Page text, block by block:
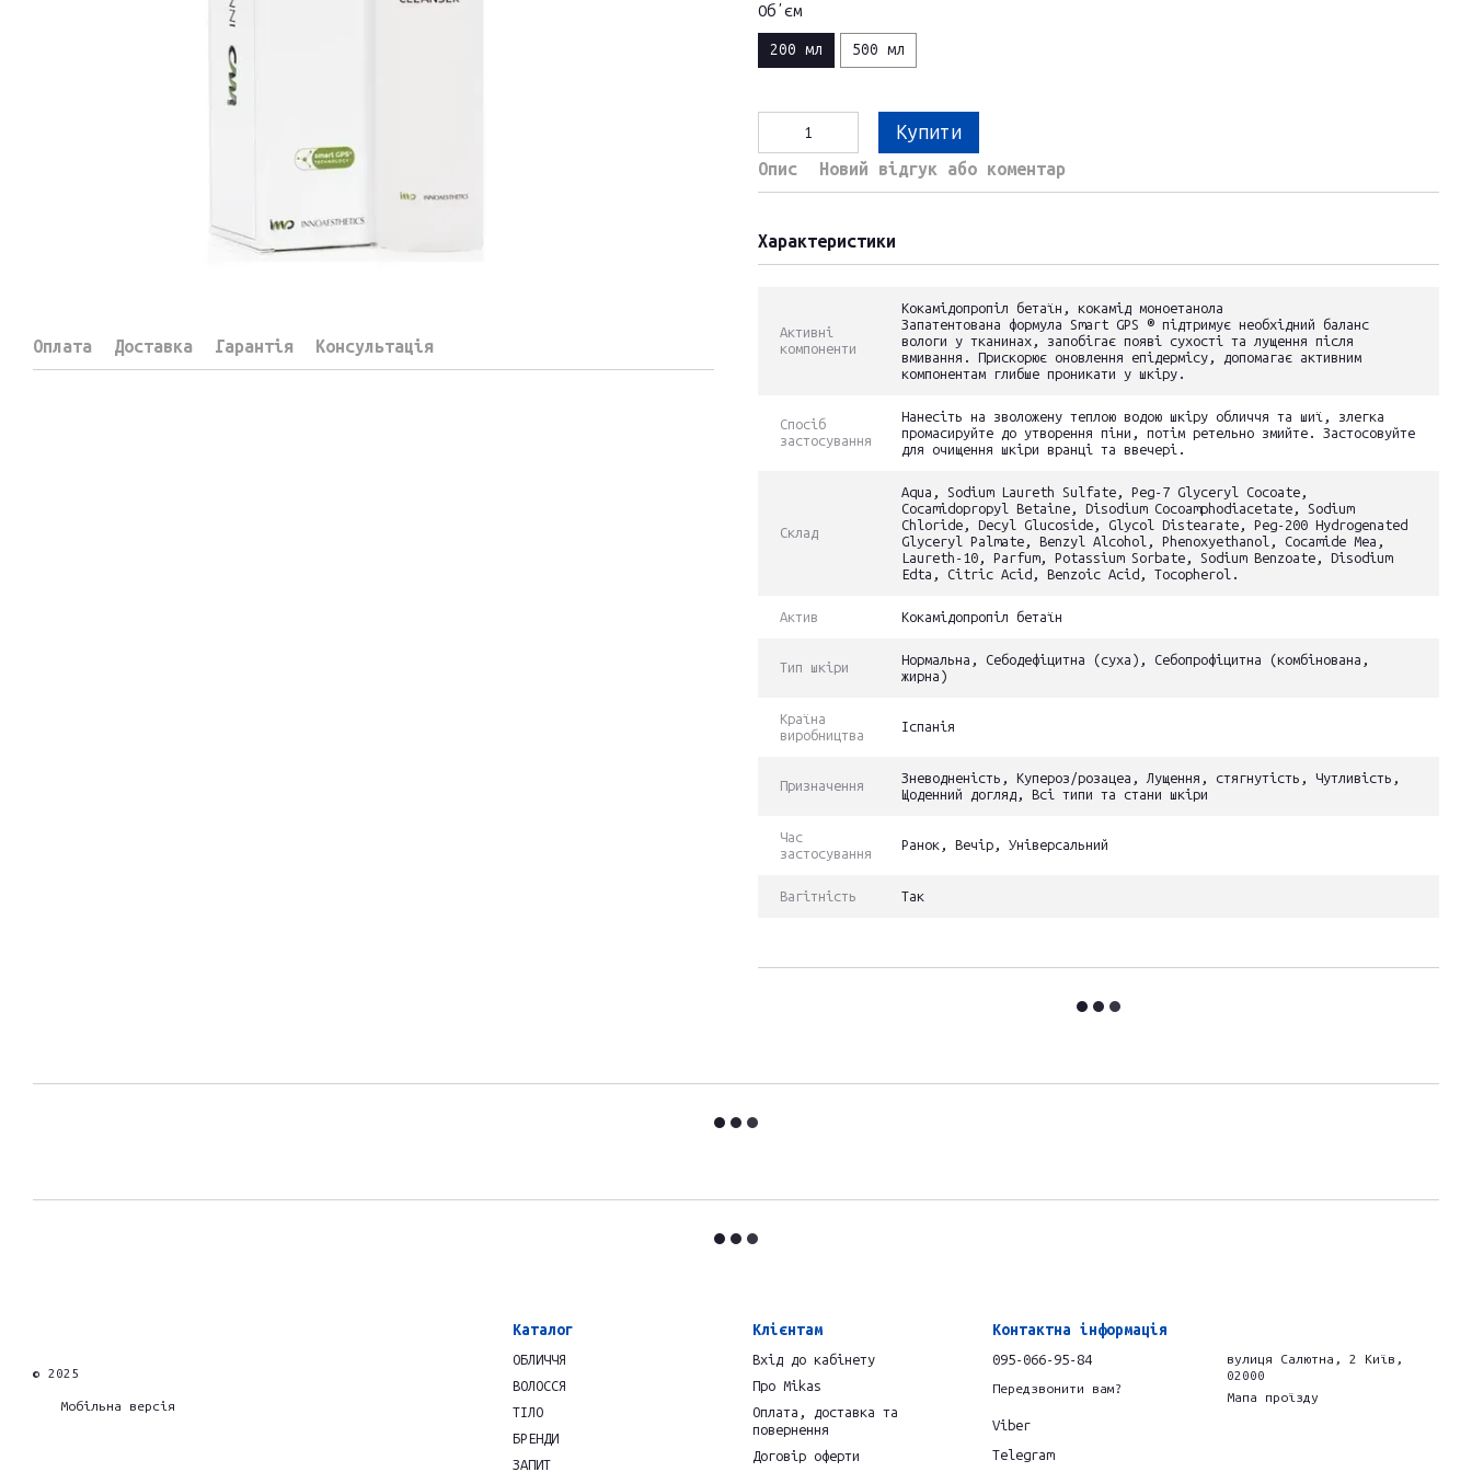
Оплата Доставка Гарантія Консультація
Обʼєм
200 мл 500 мл
Купити
Опис Новий відгук або коментар
Характеристики
Активні
компоненти
Кокамідопропіл бетаїн, кокамід моноетанола
Запатентована формула Smart GPS ® підтримує необхідний баланс
вологи у тканинах, запобігає появі сухості та лущення після
вмивання. Прискорює оновлення епідермісу, допомагає активним
компонентам глибше проникати у шкіру.
Спосіб
застосування
Нанесіть на зволожену теплою водою шкіру обличчя та шиї, злегка
промасируйте до утворення піни, потім ретельно змийте. Застосовуйте
для очищення шкіри вранці та ввечері.
Склад
Aqua, Sodium Laureth Sulfate, Peg-7 Glyceryl Cocoate,
Cocamidopropyl Betaine, Disodium Cocoamphodiacetate, Sodium
Chloride, Decyl Glucoside, Glycol Distearate, Peg-200 Hydrogenated
Glyceryl Palmate, Benzyl Alcohol, Phenoxyethanol, Cocamide Mea,
Laureth-10, Parfum, Potassium Sorbate, Sodium Benzoate, Disodium
Edta, Citric Acid, Benzoic Acid, Tocopherol.
Актив Кокамідопропіл бетаїн
Тип шкіри
Нормальна, Себодефіцитна (суха), Себопрофіцитна (комбінована,
жирна)
Країна
виробництва
Іспанія
Призначення
Зневодненість, Купероз/розацеа, Лущення, стягнутість, Чутливість,
Щоденний догляд, Всі типи та стани шкіри
Час
застосування
Ранок, Вечір, Універсальний
Вагітність Так
© 2025
Мобільна версія
Каталог
ОБЛИЧЧЯ
ВОЛОССЯ
ТІЛО
БРЕНДИ
ЗАПИТ
Клієнтам
Вхід до кабінету
Про Mikas
Оплата, доставка та
повернення
Договір оферти
Контактна інформація
095-066-95-84
Передзвонити вам?
Viber
Telegram
вулиця Салютна, 2 Київ,
02000
Мапа проїзду